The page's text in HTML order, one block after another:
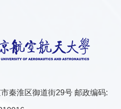
秦淮区御道街29号 邮政编码: